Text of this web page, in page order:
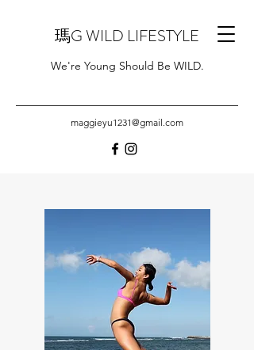
瑪G WILD LIFESTYLE
We're Young Should Be WILD.
maggieyu1231@gmail.com